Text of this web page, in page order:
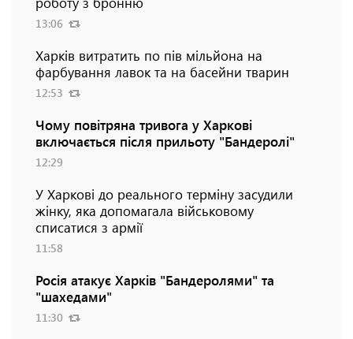
13:06
Харків витратить по пів мільйона на
фарбування лавок та на басейни тварин
12:53
Чому повітряна тривога у Харкові
включається після прильоту "Бандеролі"
12:29
У Харкові до реального терміну засудили
жінку, яка допомагала військовому
списатися з армії
11:58
Росія атакує Харків "Бандеролями" та
"шахедами"
11:30